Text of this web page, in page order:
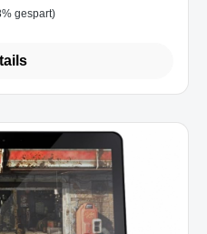
gespart)